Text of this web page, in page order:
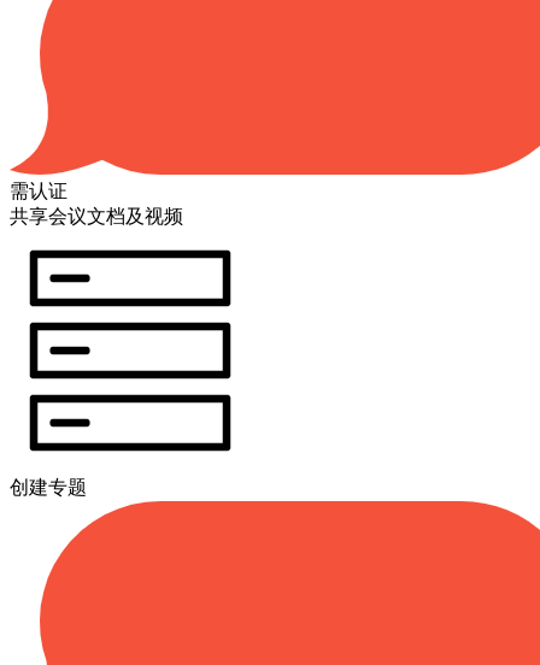
需认证
共享会议文档及视频
创建专题